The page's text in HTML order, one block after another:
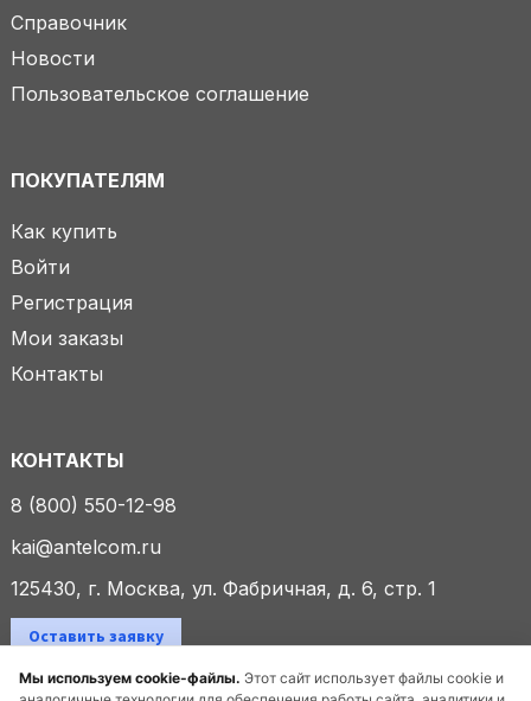
Мы используем cookie-файлы. Этот сайт использует файлы cookie и
Справочник
Новости
Пользовательское соглашение
ПОКУПАТЕЛЯМ
Как купить
Войти
Регистрация
Мои заказы
Контакты
КОНТАКТЫ
8 (800) 550-12-98
kai@antelcom.ru
125430, г. Москва, ул. Фабричная, д. 6, стр. 1
Оставить заявку